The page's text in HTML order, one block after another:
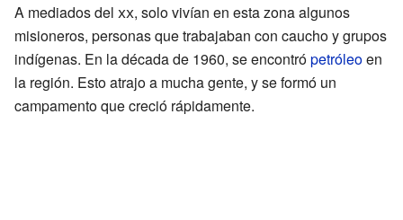
A mediados del xx, solo vivían en esta zona algunos
misioneros, personas que trabajaban con caucho y grupos
indígenas. En la década de 1960, se encontrópetróleoen
la región. Esto atrajo a mucha gente, y se formó un
campamento que creció rápidamente.